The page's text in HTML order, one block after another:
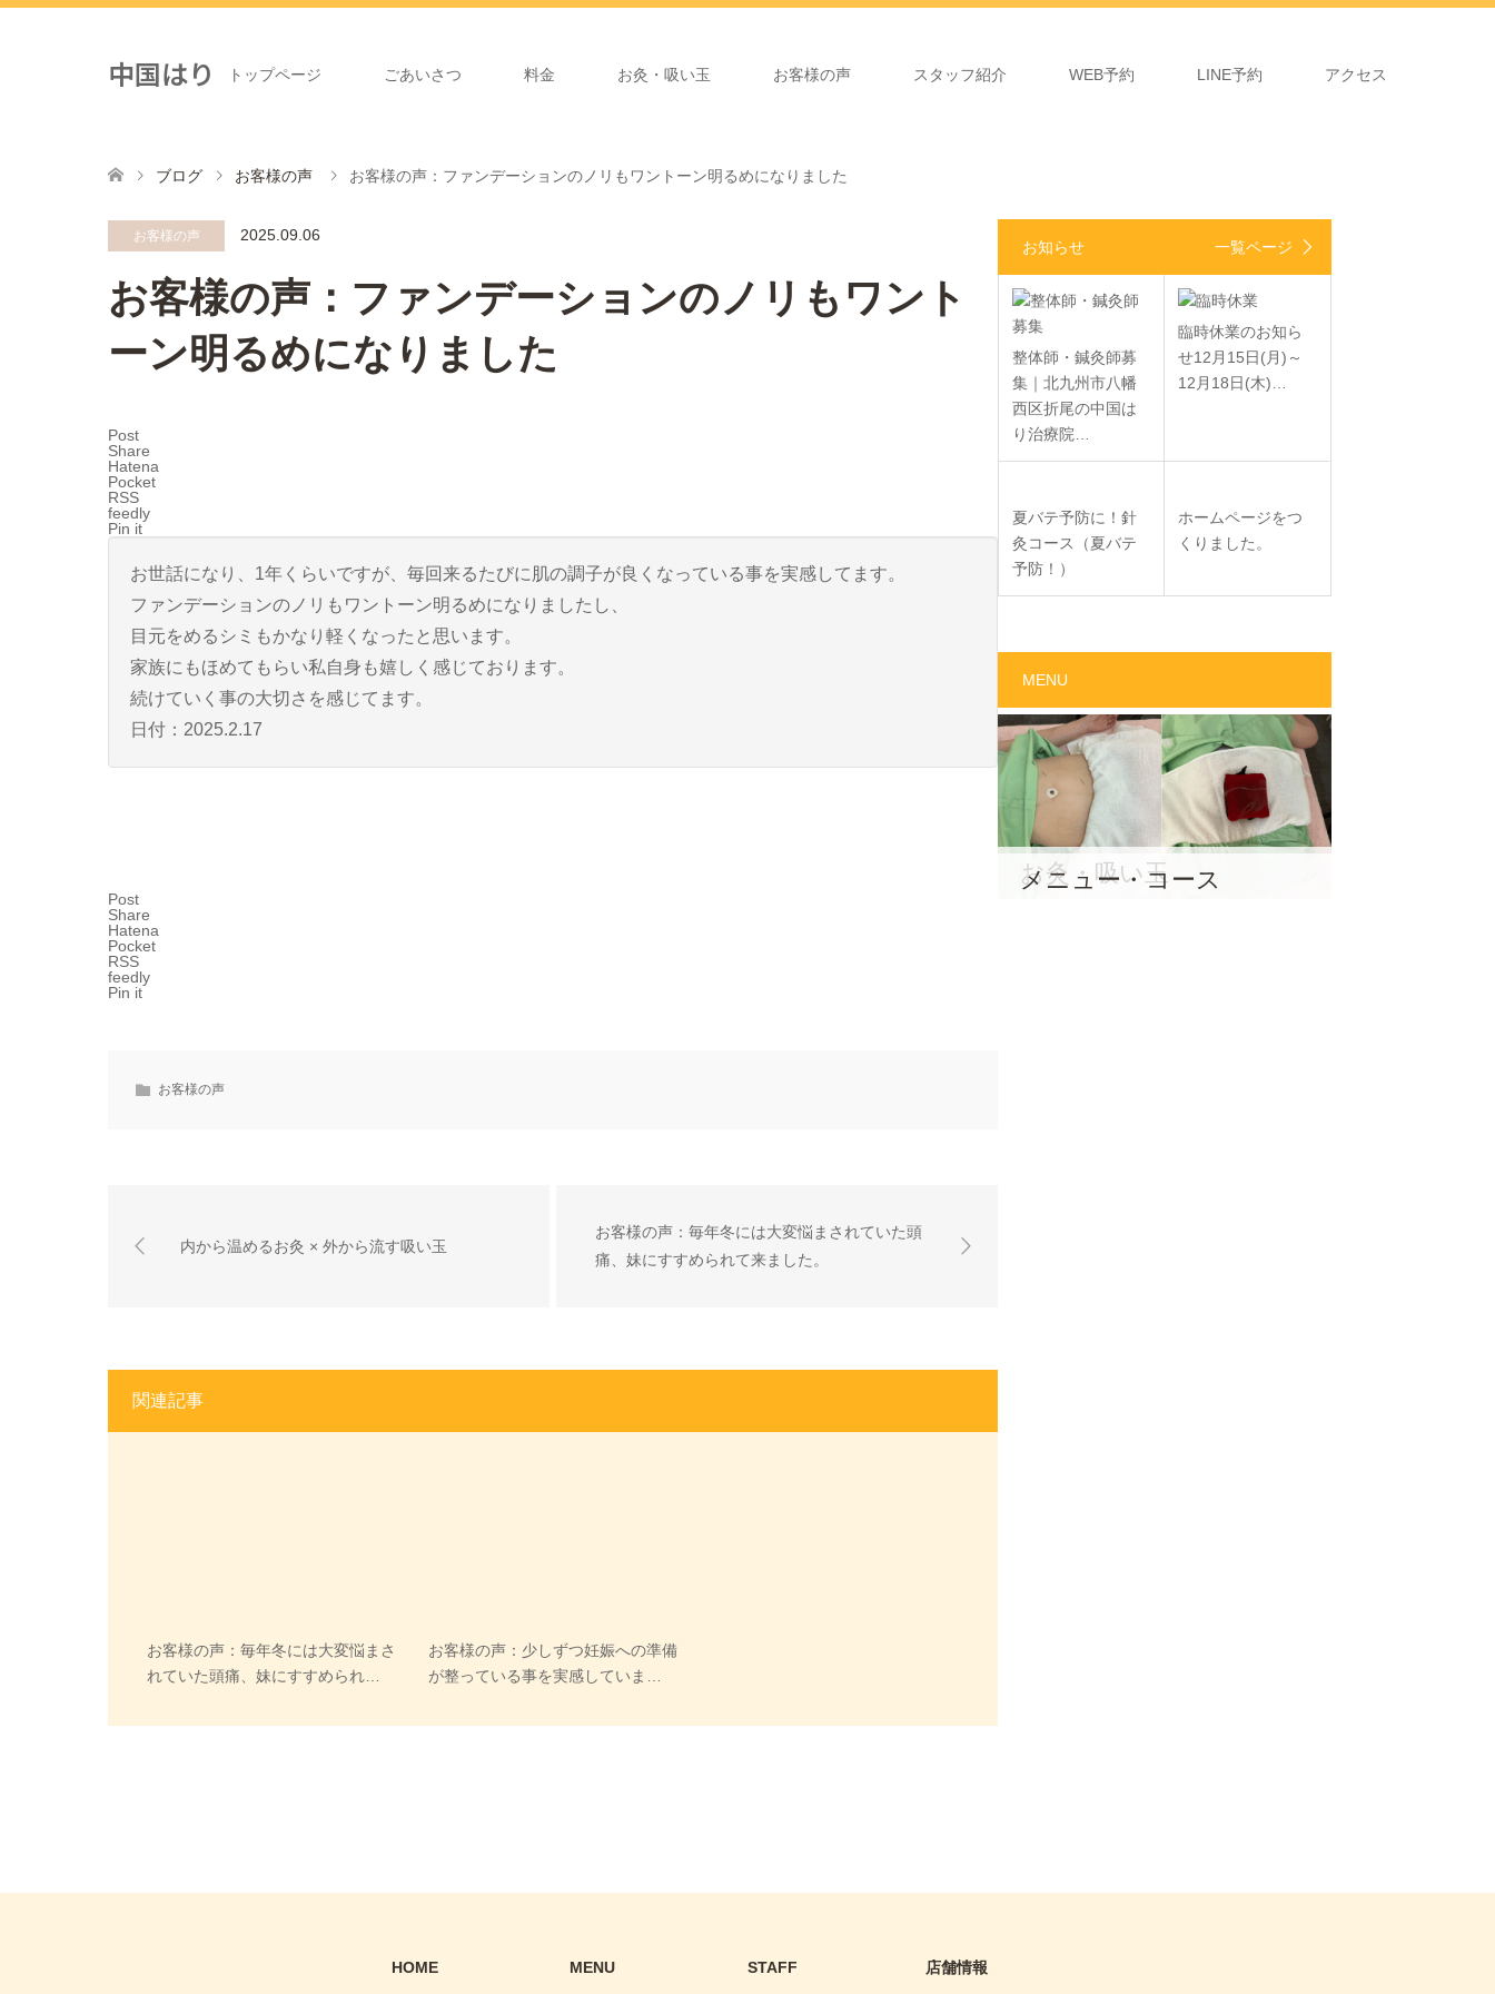
中国はり トップページ ごあいさつ 料金 お灸・吸い玉 お客様の声 スタッフ紹介 WEB予約 LINE予約 アクセス
ブログ お客様の声 お客様の声：ファンデーションのノリもワントーン明るめになりました
お客様の声 2025.09.06
お客様の声：ファンデーションのノリもワント
ーン明るめになりました
Post
Share
Hatena
Pocket
RSS
feedly
Pin it
お世話になり、1年くらいですが、毎回来るたびに肌の調子が良くなっている事を実感してます。
ファンデーションのノリもワントーン明るめになりましたし、
目元をめるシミもかなり軽くなったと思います。
家族にもほめてもらい私自身も嬉しく感じております。
続けていく事の大切さを感じてます。
日付：2025.2.17
Post
Share
Hatena
Pocket
RSS
feedly
Pin it
お客様の声
内から温めるお灸 × 外から流す吸い玉
お客様の声：毎年冬には大変悩まされていた頭
痛、妹にすすめられて来ました。
関連記事
お客様の声：毎年冬には大変悩まさ
れていた頭痛、妹にすすめられ…
お客様の声：少しずつ妊娠への準備
が整っている事を実感していま…
お知らせ 一覧ページ
整体師・鍼灸師募
集｜北九州市八幡
西区折尾の中国は
り治療院…
臨時休業のお知ら
せ12月15日(月)～
12月18日(木)…
夏バテ予防に！針
灸コース（夏バテ
予防！）
ホームページをつ
くりました。
MENU
お灸・吸い玉
メニュー・コース
HOME MENU STAFF 店舗情報